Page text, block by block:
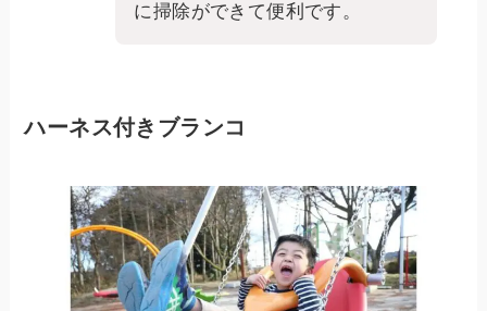
に掃除ができて便利です。
ハーネス付きブランコ